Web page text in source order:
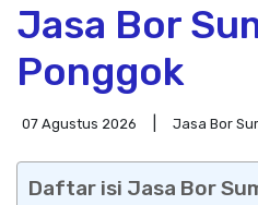
Jasa Bor
Ponggok
07 Agustus 2026 Jasa Bor
Daftar isi Jasa Bor